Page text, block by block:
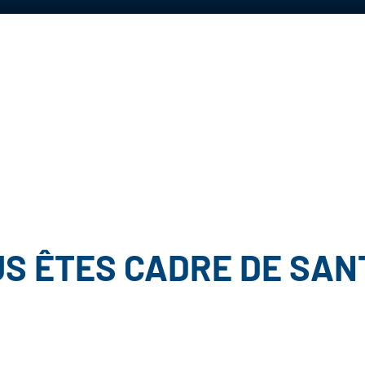
ÊTES CADRE DE